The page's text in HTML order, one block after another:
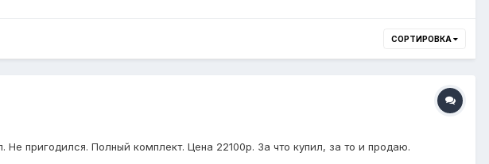
СОРТИРОВКА
пригодился. Полный комплект. Цена 22100р. За что купил, за то и продаю.